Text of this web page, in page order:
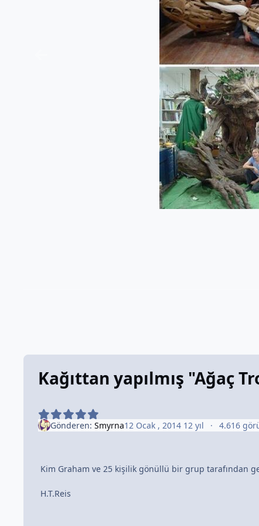
Kağıttan yapılmış "Ağaç
Gönderen: Smyrna12 Ocak , 2014 12 yıl 4.616
Kim Graham ve 25 kişilik gönüllü bir grup tarafından
H.T.Reis